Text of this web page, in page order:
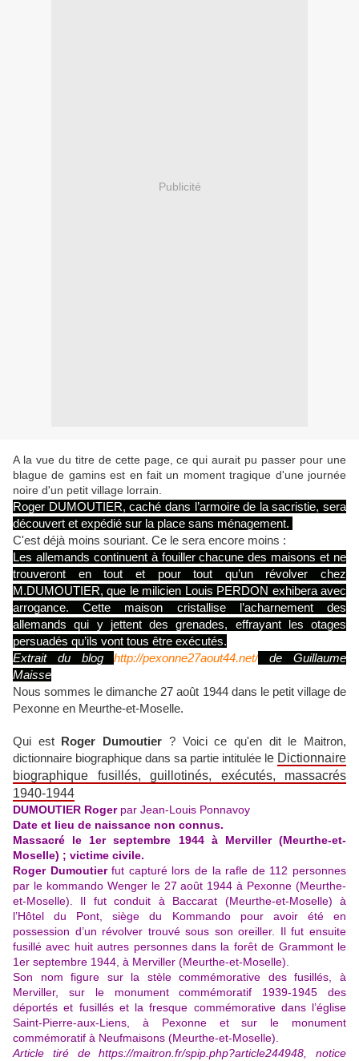
Publicité
A la vue du titre de cette page, ce qui aurait pu passer pour une
blague de gamins est en fait un moment tragique d'une journée
noire d'un petit village lorrain.
Roger DUMOUTIER, caché dans l’armoire de la sacristie, sera
découvert et expédié sur la place sans ménagement.
C'est déjà moins souriant. Ce le sera encore moins :
Les allemands continuent à fouiller chacune des maisons et ne
trouveront en tout et pour tout qu’un révolver chez
M.DUMOUTIER, que le milicien Louis PERDON exhibera avec
arrogance. Cette maison cristallise l’acharnement des
allemands qui y jettent des grenades, effrayant les otages
persuadés qu’ils vont tous être exécutés.
Extrait du bloghttp://pexonne27aout44.net/ de Guillaume
Maisse
Nous sommes le dimanche 27 août 1944 dans le petit village de
Pexonne en Meurthe-et-Moselle.
Qui est Roger Dumoutier ? Voici ce qu'en dit le Maitron,
dictionnaire biographique dans sa partie intitulée le Dictionnaire
biographique fusillés, guillotinés, exécutés, massacrés
1940-1944
DUMOUTIER Rogerpar Jean-Louis Ponnavoy
Date et lieu de naissance non connus.
Massacré le 1er septembre 1944 à Merviller (Meurthe-et-
Moselle) ; victime civile.
Roger Dumoutierfut capturé lors de la rafle de 112 personnes
par le kommando Wenger le 27 août 1944 à Pexonne (Meurthe-
et-Moselle). Il fut conduit à Baccarat (Meurthe-et-Moselle) à
l’Hôtel du Pont, siège du Kommando pour avoir été en
possession d’un révolver trouvé sous son oreiller. Il fut ensuite
fusillé avec huit autres personnes dans la forêt de Grammont le
1er septembre 1944, à Merviller (Meurthe-et-Moselle).
Son nom figure sur la stèle commémorative des fusillés, à
Merviller, sur le monument commémoratif 1939-1945 des
déportés et fusillés et la fresque commémorative dans l’église
Saint-Pierre-aux-Liens, à Pexonne et sur le monument
commémoratif à Neufmaisons (Meurthe-et-Moselle).
Article tiré de https://maitron.fr/spip.php?article244948, notice